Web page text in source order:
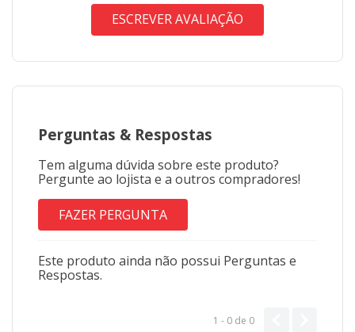
ESCREVER AVALIAÇÃO
Perguntas & Respostas
Tem alguma dúvida sobre este produto?
Pergunte ao lojista e a outros compradores!
FAZER PERGUNTA
Este produto ainda não possui Perguntas e
Respostas.
1 - 0 de 0